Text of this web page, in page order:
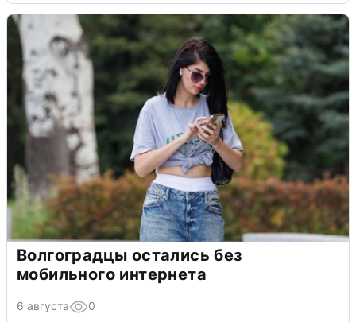
Волгоградцы остались без
мобильного интернета
6 августа 0